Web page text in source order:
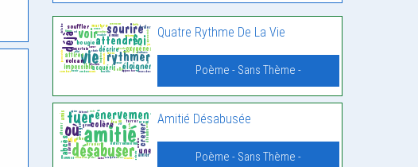
Quatre Rythme De La Vie
Poème - Sans Thème -
Amitié Désabusée
Poème - Sans Thème -